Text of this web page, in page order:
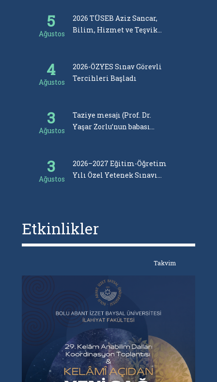
5
Ağustos
2026 TÜSEB Aziz Sancar,
Bilim, Hizmet ve Teşvik
4
Ağustos
2026-ÖZYES Sınav Görevli
Tercihleri Başladı
3
Ağustos
Taziye mesajı (Prof. Dr.
Yaşar Zorlu’nun babası
3
Ağustos
2026–2027 Eğitim-Öğretim
Yılı Özel Yetenek Sınavı
Etkinlikler
Takvim